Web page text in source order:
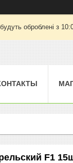
оброблені з
F1